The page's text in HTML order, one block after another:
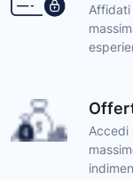
Affidati
Accedi